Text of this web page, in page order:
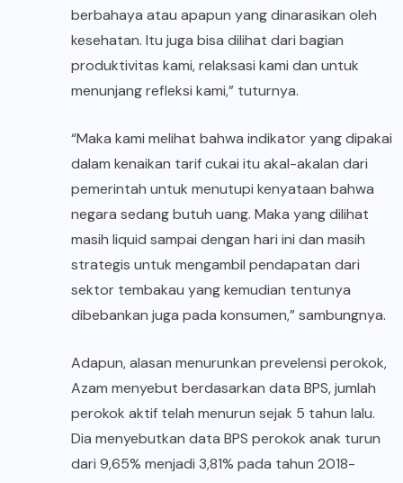
berbahaya atau apapun yang dinarasikan oleh
kesehatan. Itu juga bisa dilihat dari bagian
produktivitas kami, relaksasi kami dan untuk
menunjang refleksi kami,” tuturnya.
“Maka kami melihat bahwa indikator yang dipakai
dalam kenaikan tarif cukai itu akal-akalan dari
pemerintah untuk menutupi kenyataan bahwa
negara sedang butuh uang. Maka yang dilihat
masih liquid sampai dengan hari ini dan masih
strategis untuk mengambil pendapatan dari
sektor tembakau yang kemudian tentunya
dibebankan juga pada konsumen,” sambungnya.
Adapun, alasan menurunkan prevelensi perokok,
Azam menyebut berdasarkan data BPS, jumlah
perokok aktif telah menurun sejak 5 tahun lalu.
Dia menyebutkan data BPS perokok anak turun
dari 9,65% menjadi 3,81% pada tahun 2018-